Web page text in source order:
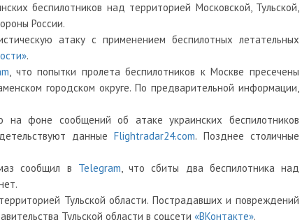
беспилотников над территорией Московской, Тульской,
России.
атаку с применением беспилотных летательных
.
, что попытки пролета беспилотников к Москве пресечены
городском округе. По предварительной информации,
фоне сообщений об атаке украинских беспилотников
данные Flightradar24.com. Позднее столичные
сообщил в Telegram, что сбиты два беспилотника над
Тульской области. Пострадавших и повреждений
Тульской области в соцсети «ВКонтакте».